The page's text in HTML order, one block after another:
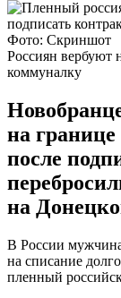
Фото: Скриншот
Россиян вербуют
коммуналку
на
после
на
В России
на списание
пленный